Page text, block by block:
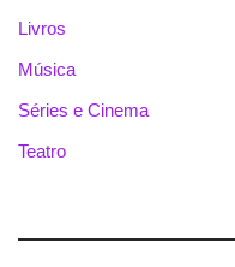
Livros
Música
Séries e Cinema
Teatro